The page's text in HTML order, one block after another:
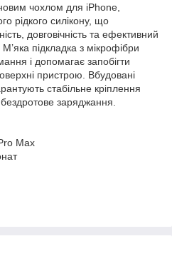
чохлом для iPhone,
рідкого силікону, що
довговічність та ефективний
підкладка з мікрофібри
і допомагає запобігти
пристрою. Вбудовані
стабільне кріплення
заряджання.
Max